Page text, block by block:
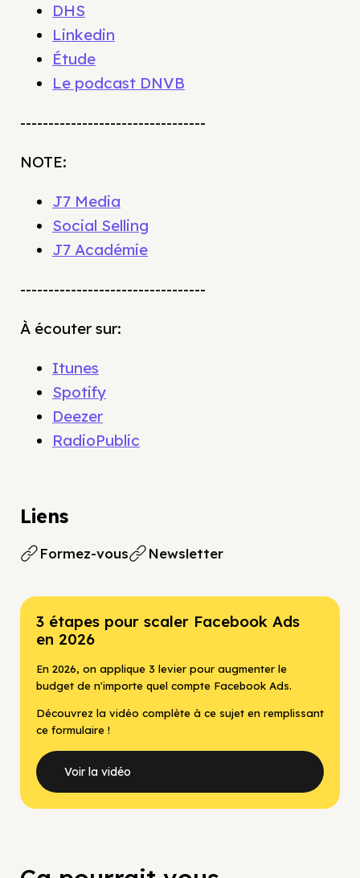
DHS
Linkedin
Étude
Le podcast DNVB
---------------------------------
NOTE:
J7 Media
Social Selling
J7 Académie
---------------------------------
À écouter sur:
Itunes
Spotify
Deezer
RadioPublic
Liens
Formez-vous Newsletter
3 étapes pour scaler Facebook Ads
en 2026
En 2026, on applique 3 levier pour augmenter le
budget de n'importe quel compte Facebook Ads.
Découvrez la vidéo complète à ce sujet en remplissant
ce formulaire !
Voir la vidéo